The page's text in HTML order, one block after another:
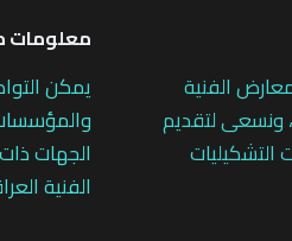
الفنية
ونسعى لتقديم
التشكيليات
معلومات
يمكن
الجهات
الفنية